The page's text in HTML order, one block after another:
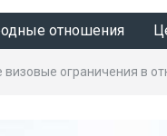
отношения
ограничения в